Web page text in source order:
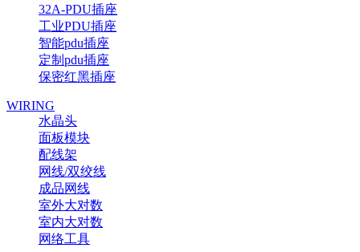
32A-PDU插座
工业PDU插座
智能pdu插座
定制pdu插座
保密红黑插座
WIRING
水晶头
面板模块
配线架
网线/双绞线
成品网线
室外大对数
室内大对数
网络工具